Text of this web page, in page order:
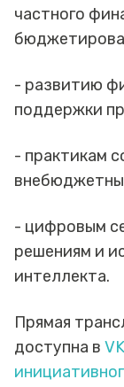
частного
- развитию
поддержки
- практикам
- цифровым
решениям и
интеллекта.
Прямая
доступна в